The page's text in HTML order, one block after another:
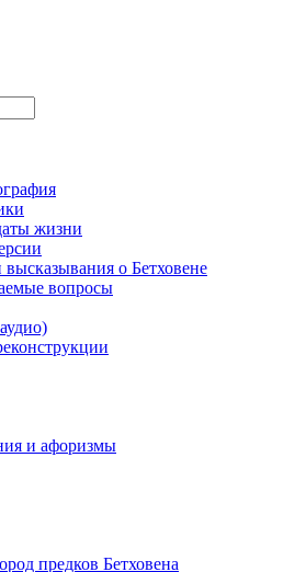
жизни
о Бетховене
вопросы
и афоризмы
предков Бетховена